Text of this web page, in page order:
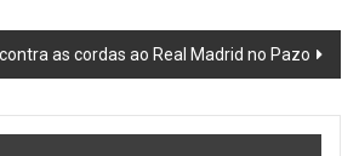
as cordas ao Real Madrid no Pazo